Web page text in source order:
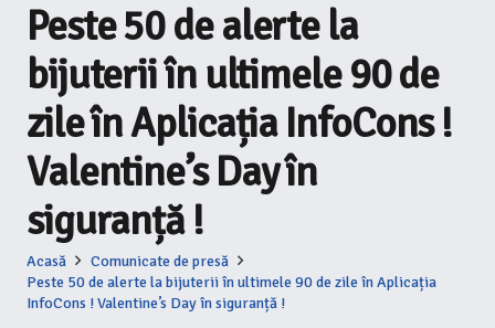
Peste 50 de alerte la
bijuterii în ultimele 90 de
zile în Aplicația InfoCons !
Valentine’s Day în
siguranță !
Acasă
Comunicate de presă
Peste 50 de alerte la bijuterii în ultimele 90 de zile în Aplicația
InfoCons ! Valentine’s Day în siguranță !